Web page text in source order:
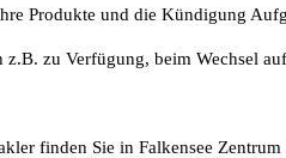
Produkte und die Kündigung
z.B. zu Verfügung, beim Wechsel
finden Sie in Falkensee Zentrum